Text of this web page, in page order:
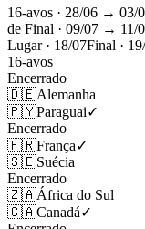
16-avos · 28/06 → 03/
de Final · 09/07 → 11/
Lugar· 18/07Final ·
16-avos
Encerrado
🇩🇪Alemanha
🇵🇾Paraguai✓
Encerrado
🇫🇷França✓
🇸🇪Suécia
Encerrado
🇿🇦África do Sul
🇨🇦Canadá✓